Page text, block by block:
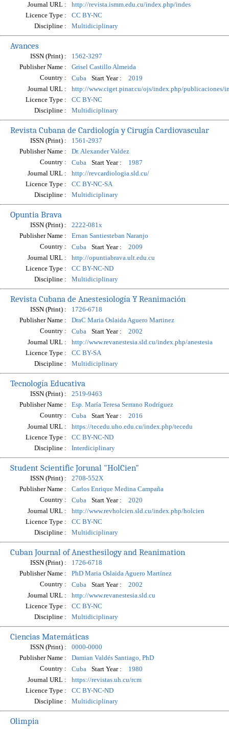
Journal URL :
http://revista.ismm.edu.cu/index.php/indes
Licence Type :
CC BY-NC
Discipline :
Multidiciplinary
Avances
ISSN (Print) :
1562-3297
Publisher Name :
Grisel Castillo Almeida
Country :
Cuba Start Year :
2019
Journal URL :
http://www.ciget.pinar.cu/ojs/index.php/publicaciones/
Licence Type :
CC BY-NC
Discipline :
Multidiciplinary
Revista Cubana de Cardiología y Cirugía Cardiovascular
ISSN (Print) :
1561-2937
Publisher Name :
Dr. Alexander Valdez
Country :
Cuba Start Year :
1987
Journal URL :
http://revcardiologia.sld.cu/
Licence Type :
CC BY-NC-SA
Discipline :
Multidiciplinary
Opuntia Brava
ISSN (Print) :
2222-081x
Publisher Name :
Ernan Santiesteban Naranjo
Country :
Cuba Start Year :
2009
Journal URL :
http://opuntiabrava.ult.edu.cu
Licence Type :
CC BY-NC-ND
Discipline :
Multidiciplinary
Revista Cubana de Anestesiología Y Reanimación
ISSN (Print) :
1726-6718
Publisher Name :
DraC Maria Oslaida Aguero Martinez
Country :
Cuba Start Year :
2002
Journal URL :
http://www.revanestesia.sld.cu/index.php/anestesia
Licence Type :
CC BY-SA
Discipline :
Multidiciplinary
Tecnología Educativa
ISSN (Print) :
2519-9463
Publisher Name :
Esp. María Teresa Serrano Rodríguez
Country :
Cuba Start Year :
2016
Journal URL :
https://tecedu.uho.edu.cu/index.php/tecedu
Licence Type :
CC BY-NC-ND
Discipline :
Interdiciplinary
Student Scientific Jorunal "HolCien"
ISSN (Print) :
2708-552X
Publisher Name :
Carlos Enrique Medina Campaña
Country :
Cuba Start Year :
2020
Journal URL :
http://www.revholcien.sld.cu/index.php/holcien
Licence Type :
CC BY-NC
Discipline :
Multidiciplinary
Cuban Journal of Anesthesilogy and Reanimation
ISSN (Print) :
1726-6718
Publisher Name :
PhD Maria Oslaida Aguero Martínez
Country :
Cuba Start Year :
2002
Journal URL :
http://www.revanestesia.sld.cu
Licence Type :
CC BY-NC
Discipline :
Multidiciplinary
Ciencias Matemáticas
ISSN (Print) :
0000-0000
Publisher Name :
Damian Valdés Santiago, PhD
Country :
Cuba Start Year :
1980
Journal URL :
https://revistas.uh.cu/rcm
Licence Type :
CC BY-NC-ND
Discipline :
Multidiciplinary
Olimpia